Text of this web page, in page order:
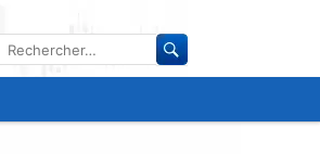
Rechercher :